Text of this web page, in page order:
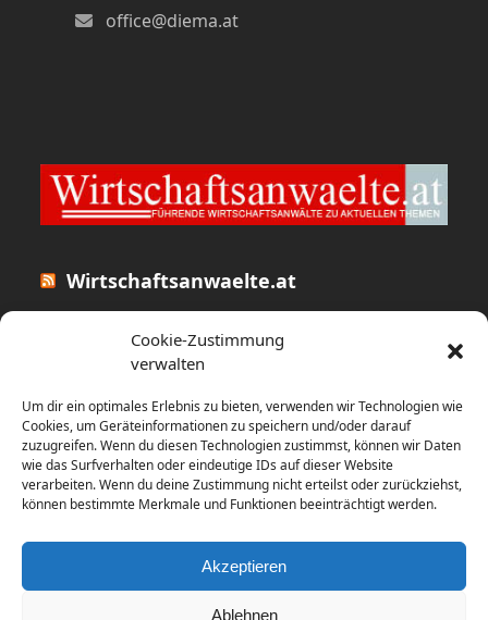
Cookie-Zustimmung
verwalten
Um dir ein optimales Erlebnis zu bieten, verwenden wir Technologien wie
Cookies, um Geräteinformationen zu speichern und/oder darauf
zuzugreifen. Wenn du diesen Technologien zustimmst, können wir Daten
wie das Surfverhalten oder eindeutige IDs auf dieser Website
verarbeiten. Wenn du deine Zustimmung nicht erteilst oder zurückziehst,
können bestimmte Merkmale und Funktionen beeinträchtigt werden.
Akzeptieren
Ablehnen
office@diema.at
Wirtschaftsanwaelte.at
Studie: USA und Großbritannien
dominieren globales Rennen um
31. Juli 2026
Wenn die Ehe endet: Strategien zum
Schutz von Vermögen und